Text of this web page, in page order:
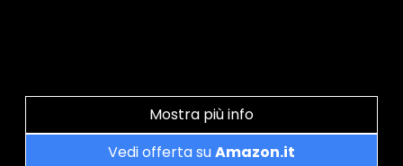
Mostra più info
Vedi offerta suAmazon.it